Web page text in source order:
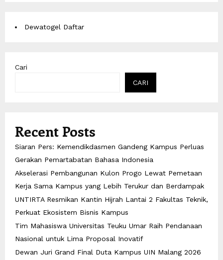
Dewatogel Daftar
Cari
CARI
Recent Posts
Siaran Pers: Kemendikdasmen Gandeng Kampus Perluas
Gerakan Pemartabatan Bahasa Indonesia
Akselerasi Pembangunan Kulon Progo Lewat Pemetaan
Kerja Sama Kampus yang Lebih Terukur dan Berdampak
UNTIRTA Resmikan Kantin Hijrah Lantai 2 Fakultas Teknik,
Perkuat Ekosistem Bisnis Kampus
Tim Mahasiswa Universitas Teuku Umar Raih Pendanaan
Nasional untuk Lima Proposal Inovatif
Dewan Juri Grand Final Duta Kampus UIN Malang 2026